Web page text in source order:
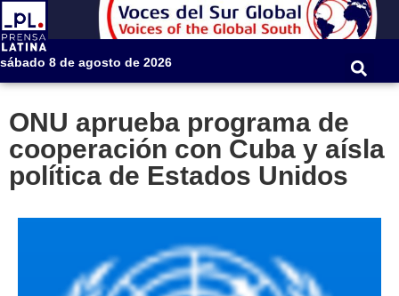
sábado 8 de agosto de 2026
ONU aprueba programa de
cooperación con Cuba y aísla
política de Estados Unidos